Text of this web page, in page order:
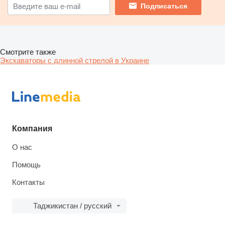
Подписаться
Смотрите также
Экскаваторы с длинной стрелой в Украине
Компания
О нас
Помощь
Контакты
Таджикистан / русский